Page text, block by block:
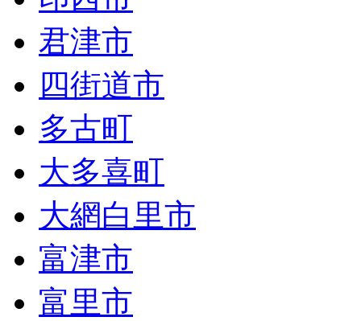
君津市
四街道市
多古町
大多喜町
大網白里市
富津市
富里市